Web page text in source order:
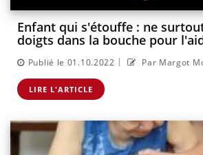
Enfant qui s'étouffe : ne
doigts dans la bouche pour
Publié le 01.10.2022 | Par Margot
LIRE L'ARTICLE